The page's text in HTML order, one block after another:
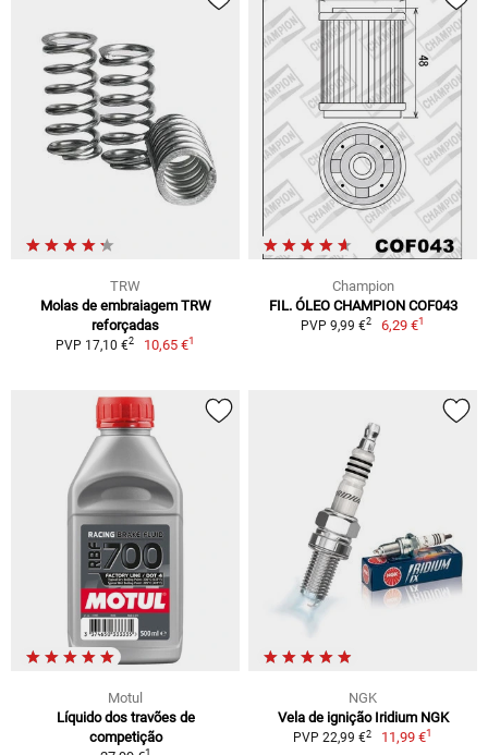
TRW
Molas de embraiagem TRW
reforçadas
PVP 17,10 €2 10,65 €1
Champion
FIL. ÓLEO CHAMPION COF043
PVP 9,99 €2 6,29 €1
Motul
Líquido dos travões de
competição
NGK
Vela de ignição Iridium NGK
PVP 22,99 €2 11,99 €1